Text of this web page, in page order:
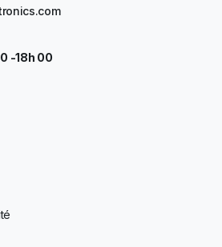
-18h 00